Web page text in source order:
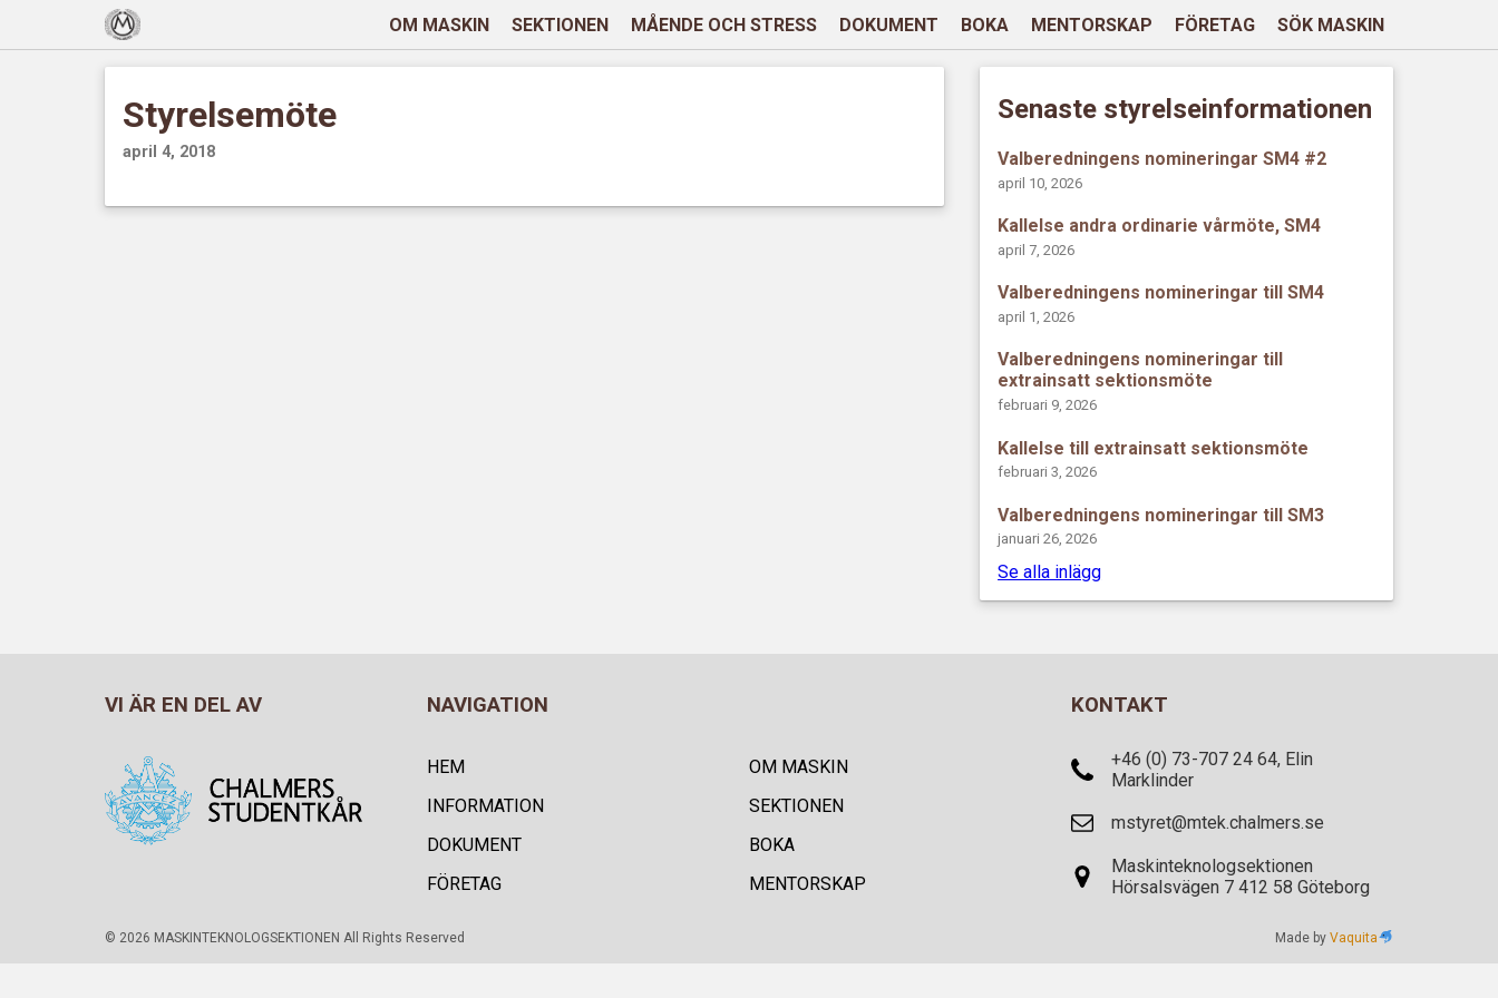
OM MASKIN SEKTIONEN MÅENDE OCH STRESS DOKUMENT BOKA MENTORSKAP FÖRETAG SÖK MASKIN
Styrelsemöte
april 4, 2018
Senaste styrelseinformationen
Valberedningens nomineringar SM4 #2
april 10, 2026
Kallelse andra ordinarie vårmöte, SM4
april 7, 2026
Valberedningens nomineringar till SM4
april 1, 2026
Valberedningens nomineringar till
extrainsatt sektionsmöte
februari 9, 2026
Kallelse till extrainsatt sektionsmöte
februari 3, 2026
Valberedningens nomineringar till SM3
januari 26, 2026
Se alla inlägg
VI ÄR EN DEL AV NAVIGATION
HEM
OM MASKIN
INFORMATION
SEKTIONEN
DOKUMENT
BOKA
FÖRETAG
MENTORSKAP
KONTAKT
+46 (0) 73-707 24 64, Elin
Marklinder
mstyret@mtek.chalmers.se
Maskinteknologsektionen
Hörsalsvägen 7 412 58 Göteborg
© 2026 MASKINTEKNOLOGSEKTIONEN All Rights Reserved Made byVaquita